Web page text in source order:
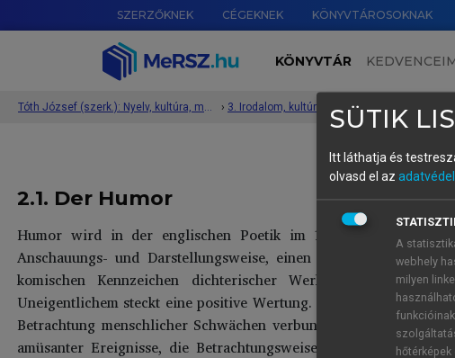
SZERZŐKNEK CÉGEKNEK KÖNYVTÁROSOKNAK
KÖNYVTÁR
Tóth József (szerk.): Nyelv, kultúra, megértés: új kutatási módszerek a humán tudományok területén › 3. Irodalom, kultúra és társadalmi diskurzusok
2.1. Der Humor
Humor wird in der englischen Poetik im 18. Jahrhundert als
Anschauungs- und Darstellungsweise, einen Aspekt des
komischen Kennzeichen dichterischer Werke fließend. In
Uneigentlichem steckt eine positive Wertung. Eine humoristische
Betrachtung menschlicher Schwächen verbunden. Laut
amüsanter Ereignisse, die Betrachtungsweise (z. B.
SÜTIK
Itt láthatja és
olvasd el az
A
webhely
milyen